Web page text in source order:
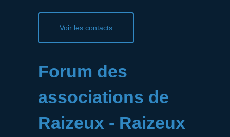
Voir les contacts
Forum des
associations de
Raizeux - Raizeux